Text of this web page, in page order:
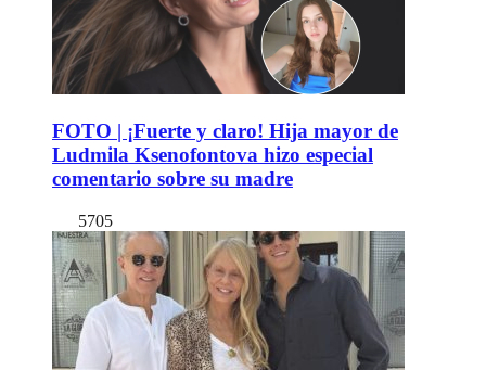
FOTO | ¡Fuerte y claro! Hija mayor de
Ludmila Ksenofontova hizo especial
comentario sobre su madre
5705